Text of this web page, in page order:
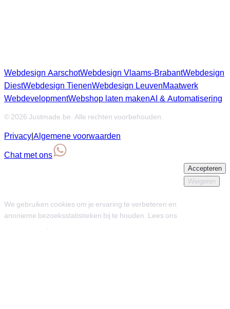
Webdesign AarschotWebdesign Vlaams-BrabantWebdesign
DiestWebdesign TienenWebdesign LeuvenMaatwerk
WebdevelopmentWebshop laten makenAI & Automatisering
© 2026 Justmade.be. Alle rechten voorbehouden.
Privacy Algemene voorwaarden
Chat met ons
We gebruiken cookies om je ervaring te verbeteren en
anonieme bezoeksstatistieken bij te houden. Lees ons
.
Accepteren
Weigeren